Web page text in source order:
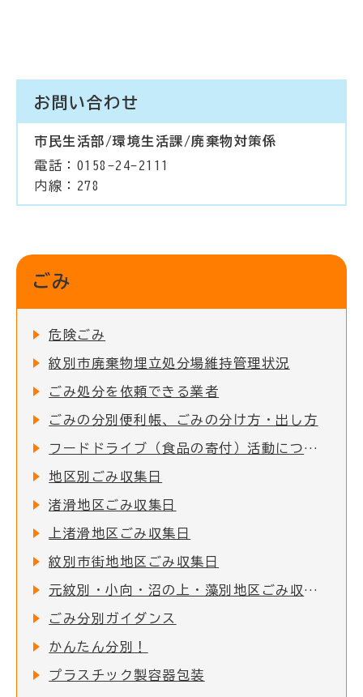
お問い合わせ
市民生活部/環境生活課/廃棄物対策係
電話：0158-24-2111
内線：278
ごみ
危険ごみ
紋別市廃棄物埋立処分場維持管理状況
ごみ処分を依頼できる業者
ごみの分別便利帳、ごみの分け方・出し方
フードドライブ（食品の寄付）活動について
地区別ごみ収集日
渚滑地区ごみ収集日
上渚滑地区ごみ収集日
紋別市街地地区ごみ収集日
元紋別・小向・沼の上・藻別地区ごみ収集日
ごみ分別ガイダンス
かんたん分別！
プラスチック製容器包装